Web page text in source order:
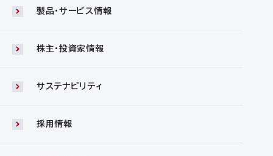
製品・サービス情報
株主・投資家情報
サステナビリティ
採用情報